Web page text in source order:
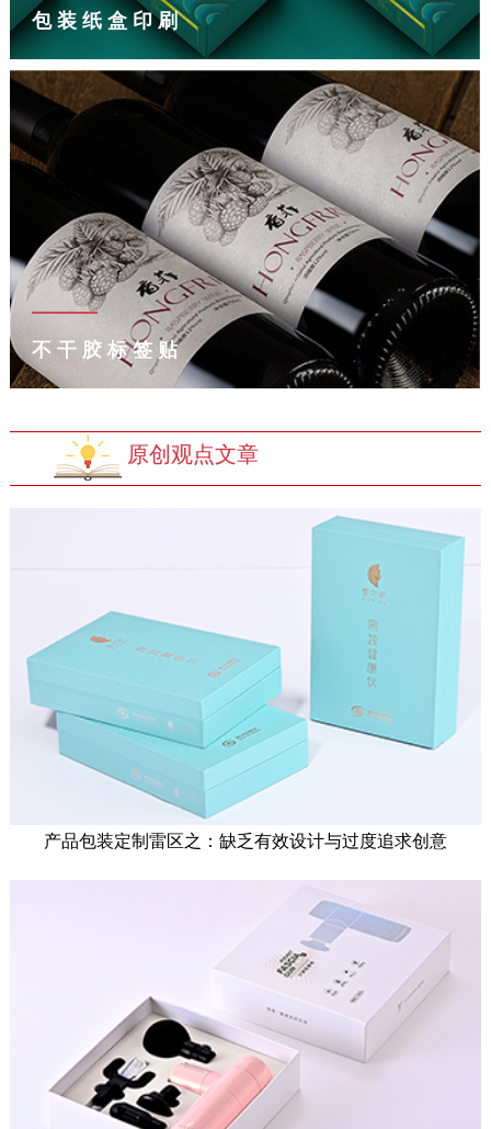
包装纸盒印刷
不干胶标签贴
原创观点文章
产品包装定制雷区之：缺乏有效设计与过度追求创意